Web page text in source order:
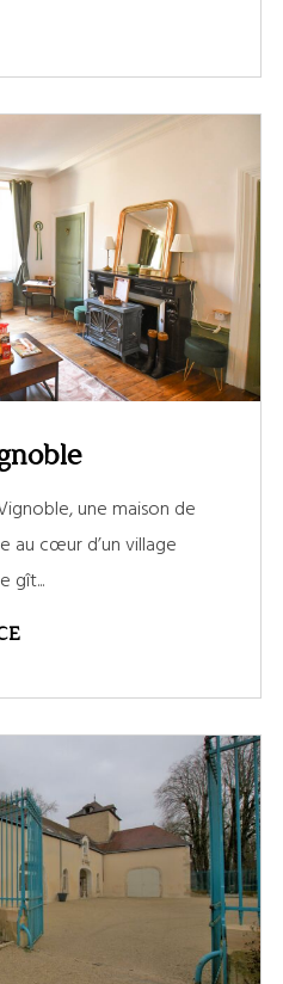
une maison de
au cœur d’un village
gît...